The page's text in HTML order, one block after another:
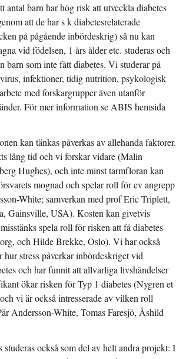
antal barn har hög risk att utveckla diabetes
att de har s k diabetesrelaterade
på pågående inbördeskrig) så nu kan
vid födelsen, 1 års ålder etc. studeras och
barn som inte fått diabetes. Vi studerar på
infektioner, tidig nutrition, psykologisk
med forskargrupper även utanför
För mer information se ABIS hemsida
kan tänkas påverkas av allehanda faktorer.
lång tid och vi forskar vidare (Malin
Hughes), och inte minst tarmfloran kan
mognad och spelar roll för ev angrepp
White; samverkan med prof Eric Triplett,
Gainsville, USA). Kosten kan givetvis
spela roll för risken att få diabetes
och Hilde Brekke, Oslo). Vi har också
hur stress påverkar inbördeskriget vid
och har funnit att allvarliga livshändelser
ökar risken för Typ 1 diabetes (Nygren et
vi är också intresserade av vilken roll
Andersson-White, Tomas Faresjö, Åshild
också som del av helt andra projekt: I